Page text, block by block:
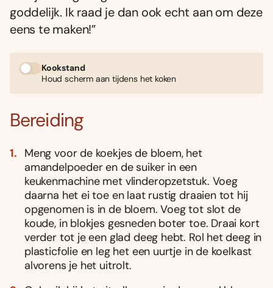
goddelijk. Ik raad je dan ook echt aan om deze
eens te maken!”
Kookstand
Houd scherm aan tijdens het koken
Bereiding
Meng voor de koekjes de bloem, het
amandelpoeder en de suiker in een
keukenmachine met vlinderopzetstuk. Voeg
daarna het ei toe en laat rustig draaien tot hij
opgenomen is in de bloem. Voeg tot slot de
koude, in blokjes gesneden boter toe. Draai kort
verder tot je een glad deeg hebt. Rol het deeg in
plasticfolie en leg het een uurtje in de koelkast
alvorens je het uitrolt.